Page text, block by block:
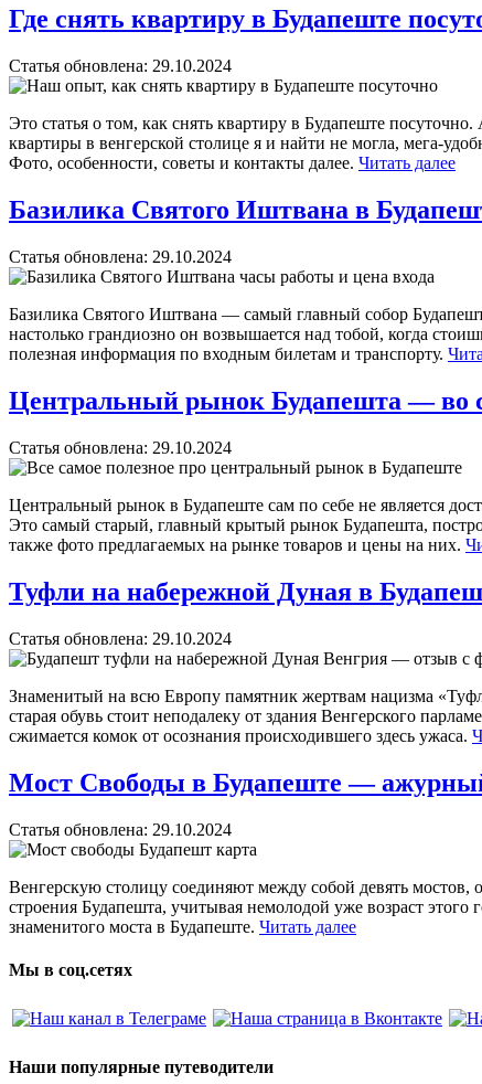
Где снять квартиру в Будапеште
Статья обновлена: 29.10.2024
Это статья о том, как снять квартиру в Будапеште
квартиры в венгерской столице я и найти не могла, мега-
Фото, особенности, советы и контакты далее. Читать далее
Базилика Святого Иштвана в
Статья обновлена: 29.10.2024
Базилика Святого Иштвана — самый главный собор
настолько грандиозно он возвышается над тобой, когда
полезная информация по входным билетам и транспорту.
Центральный рынок Будапешта — во
Статья обновлена: 29.10.2024
Центральный рынок в Будапеште сам по себе не является
Это самый старый, главный крытый рынок Будапешта,
также фото предлагаемых на рынке товаров и цены на них.
Туфли на набережной Дуная в
Статья обновлена: 29.10.2024
Знаменитый на всю Европу памятник жертвам нацизма
старая обувь стоит неподалеку от здания Венгерского
сжимается комок от осознания происходившего здесь ужаса.
Мост Свободы в Будапеште —
Статья обновлена: 29.10.2024
Венгерскую столицу соединяют между собой девять
строения Будапешта, учитывая немолодой уже возраст
знаменитого моста в Будапеште. Читать далее
Мы в соц.сетях
Наши популярные путеводители